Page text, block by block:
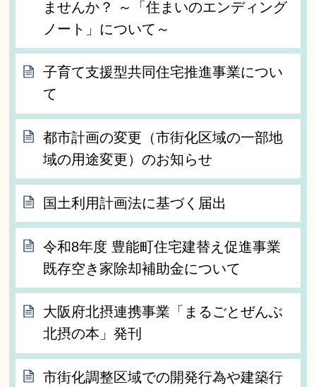
ませんか？ ～「住まいのエンディング
ノート」について～
子育て支援型共同住宅推進事業につい
て
都市計画の変更（市街化区域の一部地
域の用途変更）のお知らせ
国土利用計画法に基づく届出
令和8年度 豊能町住宅建替え促進事業
既存空き家除却補助金について
大阪府北摂連携事業「まるごとぜんぶ
北摂の本」発刊
市街化調整区域での開発行為や建築行